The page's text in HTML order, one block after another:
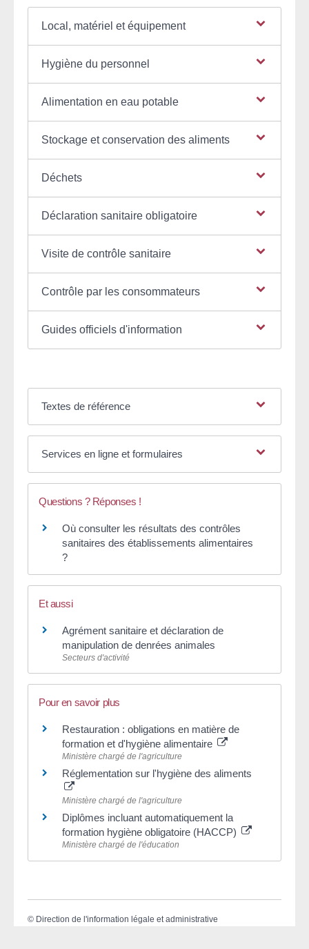
Local, matériel et équipement
Hygiène du personnel
Alimentation en eau potable
Stockage et conservation des aliments
Déchets
Déclaration sanitaire obligatoire
Visite de contrôle sanitaire
Contrôle par les consommateurs
Guides officiels d'information
Textes de référence
Services en ligne et formulaires
Questions ? Réponses !
Où consulter les résultats des contrôles
sanitaires des établissements alimentaires
?
Et aussi
Agrément sanitaire et déclaration de
manipulation de denrées animales
Secteurs d'activité
Pour en savoir plus
Restauration : obligations en matière de
formation et d'hygiène alimentaire
Ministère chargé de l'agriculture
Réglementation sur l'hygiène des aliments
Ministère chargé de l'agriculture
Diplômes incluant automatiquement la
formation hygiène obligatoire (HACCP)
Ministère chargé de l'éducation
© Direction de l'information légale et administrative